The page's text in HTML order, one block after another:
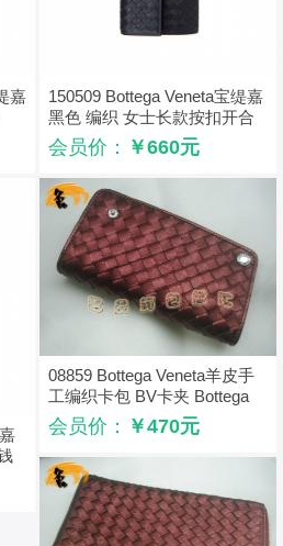
嘉
150509 Bottega Veneta宝缇嘉
黑色 编织 女士长款按扣开合
钱包
会员价： ￥660元
08859 Bottega Veneta羊皮手
工编织卡包 BV卡夹 Bottega
Veneta长款钱包 枣红色
会员价： ￥470元